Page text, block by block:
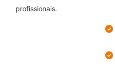
profissionais.